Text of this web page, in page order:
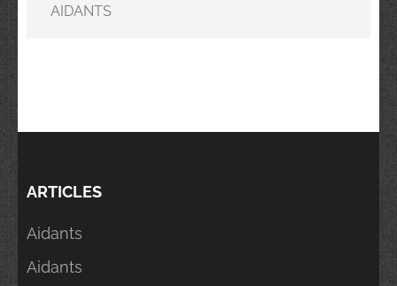
AIDANTS
ARTICLES
Aidants
Aidants